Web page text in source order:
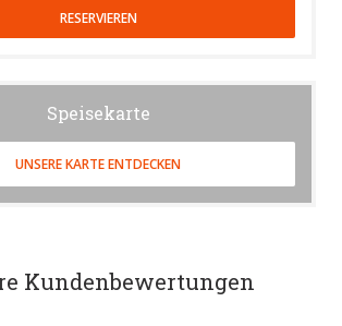
Kundenbewertungen
RESERVIEREN
Speisekarte
UNSERE KARTE ENTDECKEN